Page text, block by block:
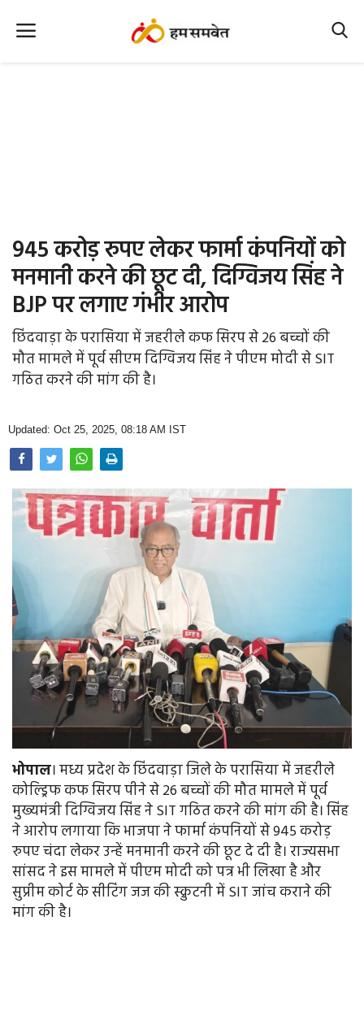
Office Office
Political Gossips
Farm & Food
Opinion
Photo Gallery
Home
945 करोड़ रुपए लेकर फार्मा कंपनियों को
मनमानी करने की छूट दी, दिग्विजय सिंह ने
BJP पर लगाए गंभीर आरोप
छिंदवाड़ा के परासिया में जहरीले कफ सिरप से 26 बच्चों की
मौत मामले में पूर्व सीएम दिग्विजय सिंह ने पीएम मोदी से SIT
गठित करने की मांग की है।
Updated: Oct 25, 2025, 08:18 AM IST
भोपाल। मध्य प्रदेश के छिंदवाड़ा जिले के परासिया में जहरीले
कोल्ड्रिफ कफ सिरप पीने से 26 बच्चों की मौत मामले में पूर्व
मुख्यमंत्री दिग्विजय सिंह ने SIT गठित करने की मांग की है। सिंह
ने आरोप लगाया कि भाजपा ने फार्मा कंपनियों से 945 करोड़
रुपए चंदा लेकर उन्हें मनमानी करने की छूट दे दी है। राज्यसभा
सांसद ने इस मामले में पीएम मोदी को पत्र भी लिखा है और
सुप्रीम कोर्ट के सीटिंग जज की स्क्रुटनी में SIT जांच कराने की
मांग की है।